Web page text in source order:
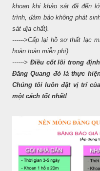
khoan khi khảo sát đã đến
trình, đảm bảo không phát
sát địa chất).
------>Cấp lại hồ sơ thất lạc
hoàn toàn miễn phí).
------> Điều cốt lõi trong
Đăng Quang đó là thực
Chúng tôi luôn đặt vị trí
một cách tốt nhất!